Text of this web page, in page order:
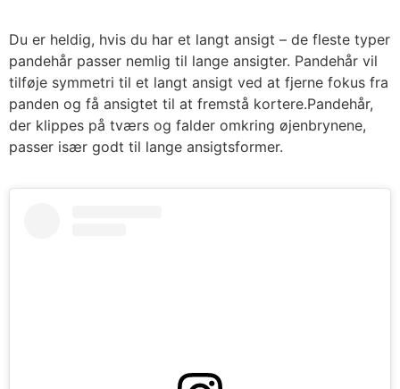
Du er heldig, hvis du har et langt ansigt – de fleste typer
pandehår passer nemlig til lange ansigter. Pandehår vil
tilføje symmetri til et langt ansigt ved at fjerne fokus fra
panden og få ansigtet til at fremstå kortere.Pandehår,
der klippes på tværs og falder omkring øjenbrynene,
passer især godt til lange ansigtsformer.